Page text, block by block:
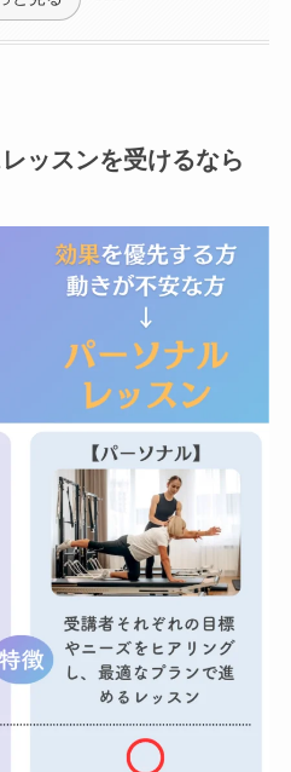
ッスンを受けるなら